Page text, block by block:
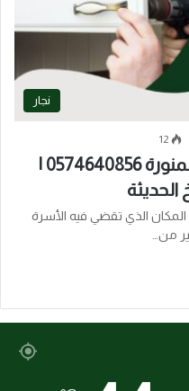
نجار
12
الذي تقضي فيه الأسرة
من…